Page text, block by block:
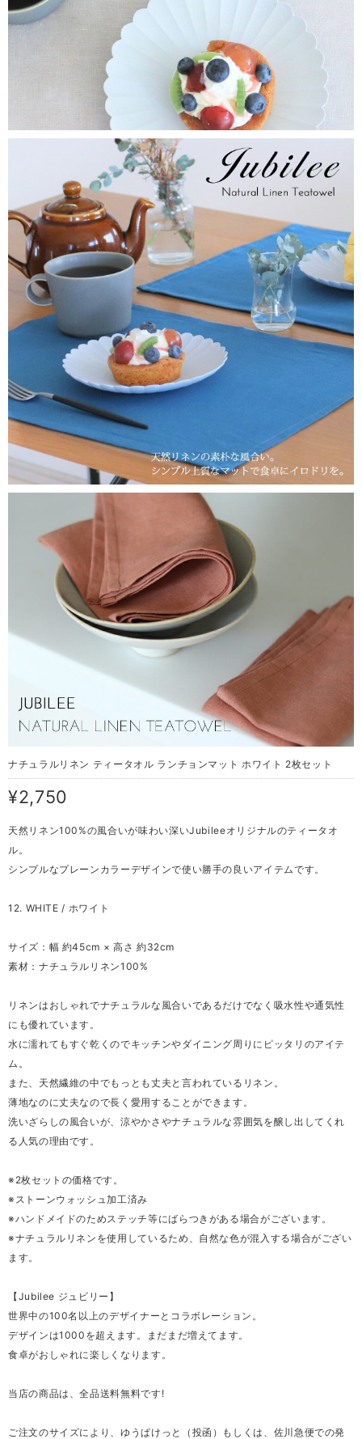
ナチュラルリネン ティータオル ランチョンマット ホワイト 2枚セット
¥2,750
天然リネン100%の風合いが味わい深いJubileeオリジナルのティータオ
ル。
シンプルなプレーンカラーデザインで使い勝手の良いアイテムです。
12. WHITE / ホワイト
サイズ：幅 約45cm × 高さ 約32cm
素材：ナチュラルリネン100%
リネンはおしゃれでナチュラルな風合いであるだけでなく吸水性や通気性
にも優れています。
水に濡れてもすぐ乾くのでキッチンやダイニング周りにピッタリのアイテ
ム。
また、天然繊維の中でもっとも丈夫と言われているリネン。
薄地なのに丈夫なので長く愛用することができます。
洗いざらしの風合いが、涼やかさやナチュラルな雰囲気を醸し出してくれ
る人気の理由です。
※2枚セットの価格です。
※ストーンウォッシュ加工済み
※ハンドメイドのためステッチ等にばらつきがある場合がございます。
※ナチュラルリネンを使用しているため、自然な色が混入する場合がござい
ます。
【Jubilee ジュビリー】
世界中の100名以上のデザイナーとコラボレーション。
デザインは1000を超えます。まだまだ増えてます。
食卓がおしゃれに楽しくなります。
当店の商品は、全品送料無料です!
ご注文のサイズにより、ゆうぱけっと（投函）もしくは、佐川急便での発